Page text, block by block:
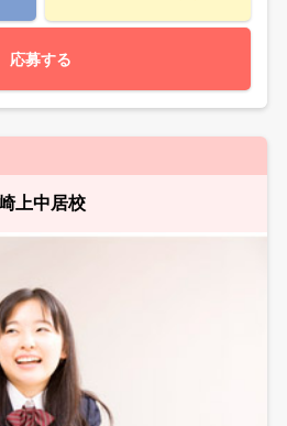
応募する
上中居校